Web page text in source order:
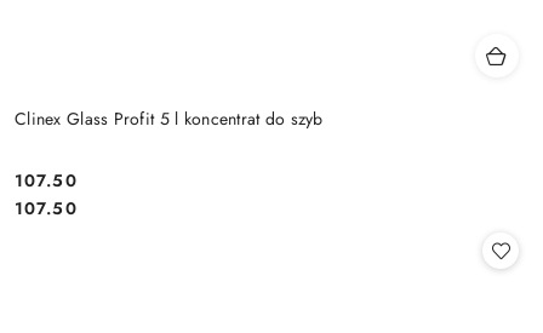
Clinex Glass Profit 5 l koncentrat do szyb
Cena:
107.50
Cena:
107.50